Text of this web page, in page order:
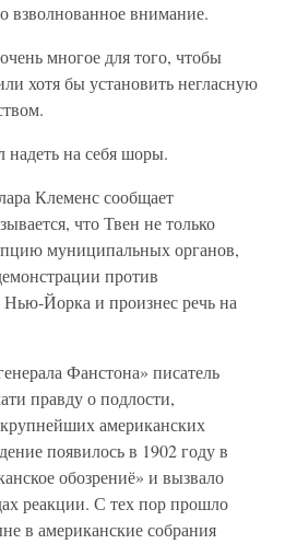
взволнованное внимание.
многое для того, чтобы
хотя бы установить негласную
надеть на себя шоры.
Клеменс сообщает
что Твен не только
муниципальных органов,
против
Нью-Йорка и произнес речь на
Фанстона» писатель
правду о подлости,
американских
появилось в 1902 году в
обозрениё» и вызвало
реакции. С тех пор прошло
в американские собрания